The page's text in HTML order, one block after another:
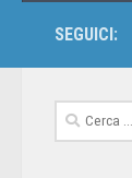
SEGUICI: